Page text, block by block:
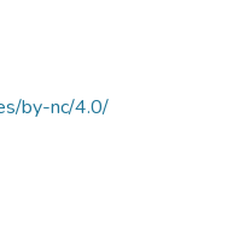
by-nc/4.0/